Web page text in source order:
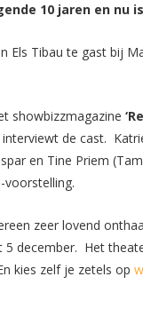
10 jaren en nu
Els Tibau te gast bij
showbizzmagazine
de cast.
en Tine Priem
voorstelling.
zeer lovend
december. Het
kies zelf je zetels op